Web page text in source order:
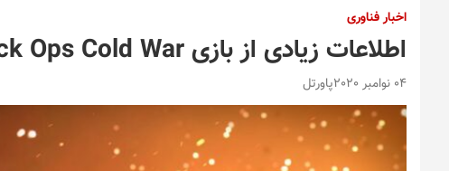
اخبار فناوری
اطلاعات زیادی از بازی Call of Duty: Black Ops Cold War منتشر شد
04 نوامبر 2020 پاورتل